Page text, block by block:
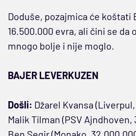
Doduše, pozajmica će koštati
16.500.000 evra, ali čini se da
mnogo bolje i nije moglo.
BAJER LEVERKUZEN
Došli: Džarel Kvansa
Malik Tilman (PSV